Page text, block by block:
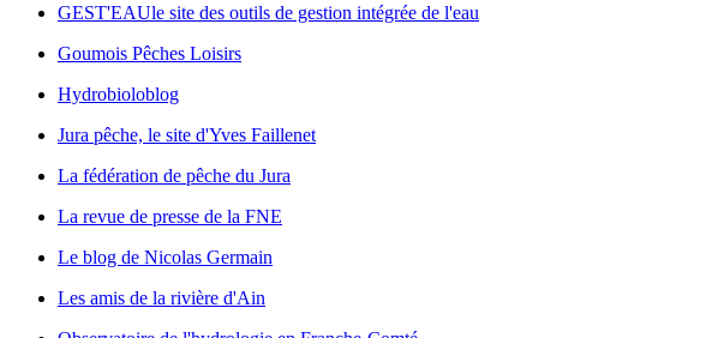
GEST'EAUle site des outils de gestion intégrée de l'eau
Goumois Pêches Loisirs
Hydrobioloblog
Jura pêche, le site d'Yves Faillenet
La fédération de pêche du Jura
La revue de presse de la FNE
Le blog de Nicolas Germain
Les amis de la rivière d'Ain